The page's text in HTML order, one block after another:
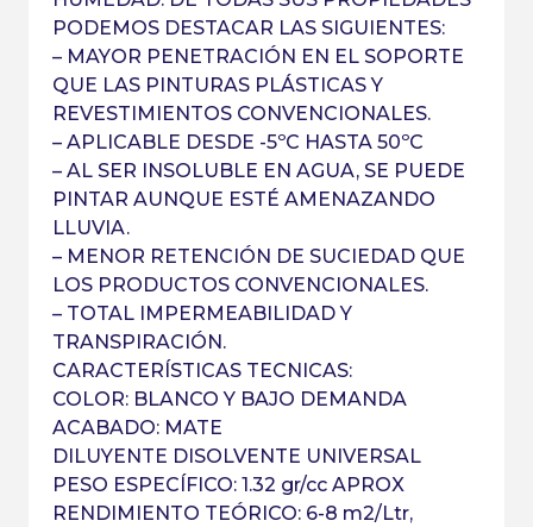
PODEMOS DESTACAR LAS SIGUIENTES:
– MAYOR PENETRACIÓN EN EL SOPORTE
QUE LAS PINTURAS PLÁSTICAS Y
REVESTIMIENTOS CONVENCIONALES.
– APLICABLE DESDE -5ºC HASTA 50ºC
– AL SER INSOLUBLE EN AGUA, SE PUEDE
PINTAR AUNQUE ESTÉ AMENAZANDO
LLUVIA.
– MENOR RETENCIÓN DE SUCIEDAD QUE
LOS PRODUCTOS CONVENCIONALES.
– TOTAL IMPERMEABILIDAD Y
TRANSPIRACIÓN.
CARACTERÍSTICAS TECNICAS:
COLOR: BLANCO Y BAJO DEMANDA
ACABADO: MATE
DILUYENTE DISOLVENTE UNIVERSAL
PESO ESPECÍFICO: 1.32 gr/cc APROX
RENDIMIENTO TEÓRICO: 6-8 m2/Ltr,